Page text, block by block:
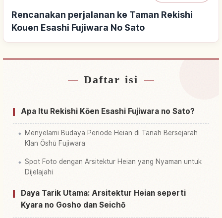
Rencanakan perjalanan ke Taman Rekishi
Kouen Esashi Fujiwara No Sato
Cari penginapan dekat Taman Rekishi Kouen
↗
Daftar isi
Apa Itu Rekishi Kōen Esashi Fujiwara no Sato?
Menyelami Budaya Periode Heian di Tanah Bersejarah
Klan Ōshū Fujiwara
Spot Foto dengan Arsitektur Heian yang Nyaman untuk
Dijelajahi
Daya Tarik Utama: Arsitektur Heian seperti
Kyara no Gosho dan Seichō